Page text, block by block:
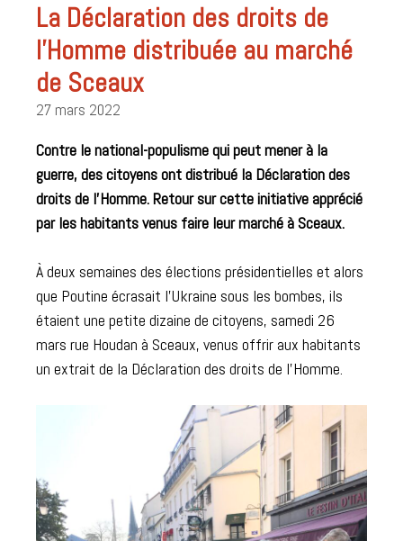
La Déclaration des droits de
l’Homme distribuée au marché
de Sceaux
27 mars 2022
Contre le national-populisme qui peut mener à la
guerre, des citoyens ont distribué la Déclaration des
droits de l’Homme. Retour sur cette initiative apprécié
par les habitants venus faire leur marché à Sceaux.
À deux semaines des élections présidentielles et alors
que Poutine écrasait l’Ukraine sous les bombes, ils
étaient une petite dizaine de citoyens, samedi 26
mars rue Houdan à Sceaux, venus offrir aux habitants
un extrait de la Déclaration des droits de l’Homme.